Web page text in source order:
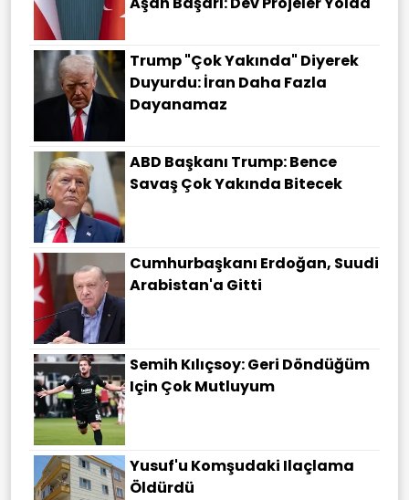
Trump "çok Yakında" Diyerek
Duyurdu: İran Daha Fazla
Dayanamaz
ABD Başkanı Trump: Bence
Savaş Çok Yakında Bitecek
Cumhurbaşkanı Erdoğan, Suudi
Arabistan'a Gitti
Semih Kılıçsoy: Geri Döndüğüm
Için Çok Mutluyum
Yusuf'u Komşudaki Ilaçlama
Öldürdü